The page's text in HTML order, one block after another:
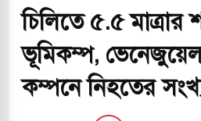
জুমার বয়ান ও নামাজ পড়াবেন
ছাড়লেন জনপ্রিয় ভারতীয় সাংবাদিক
চিলিতে ৫.৫ মাত্রার
ভূমিকম্প,
কম্পনে নিহতের